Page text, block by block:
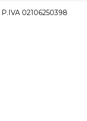
02106250398